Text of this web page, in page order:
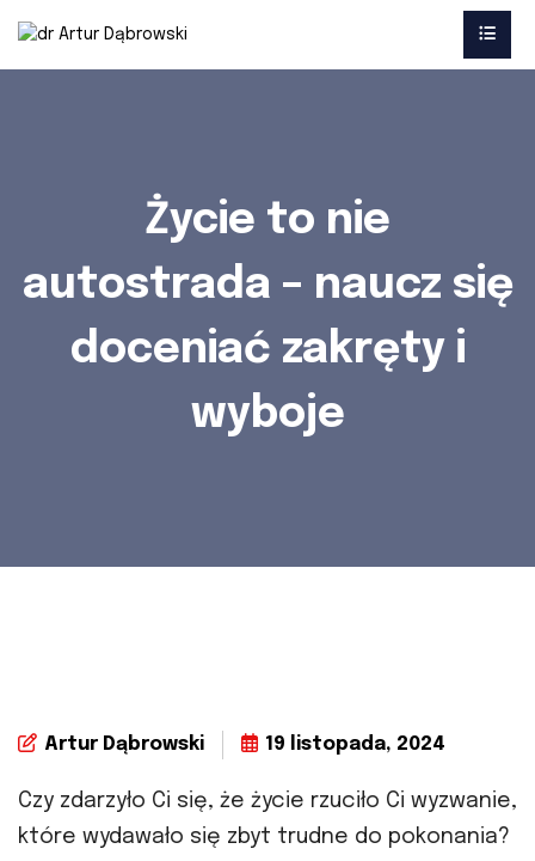
Życie to nie
autostrada – naucz się
doceniać zakręty i
wyboje
Artur Dąbrowski 19 listopada, 2024
Czy zdarzyło Ci się, że życie rzuciło Ci wyzwanie,
które wydawało się zbyt trudne do pokonania?